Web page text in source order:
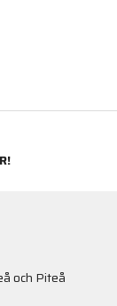
och Piteå